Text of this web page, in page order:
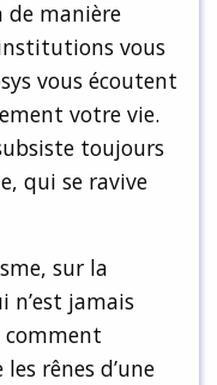
de manière
vous
vous écoutent
votre vie.
toujours
qui se ravive
sur la
n’est jamais
comment
rênes d’une